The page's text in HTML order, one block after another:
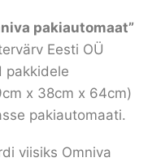
pakiautomaat”
Eesti OÜ
pakkidele
x 38cm x 64cm)
pakiautomaati.
viisiks Omniva